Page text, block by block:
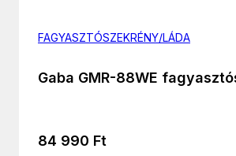
FAGYASZTÓSZEKRÉNY/LÁDA
Gaba GMR-88WE
84 990 Ft